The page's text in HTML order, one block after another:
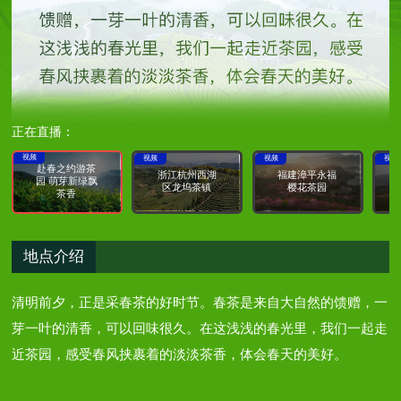
正在直播：
赴春之约游茶
园 萌芽新绿飘
茶香
视频
浙江杭州西湖
区龙坞茶镇
视频
福建漳平永福
樱花茶园
视频 视频
地点介绍
清明前夕，正是采春茶的好时节。春茶是来自大自然的馈赠，一
芽一叶的清香，可以回味很久。在这浅浅的春光里，我们一起走
近茶园，感受春风挟裹着的淡淡茶香，体会春天的美好。